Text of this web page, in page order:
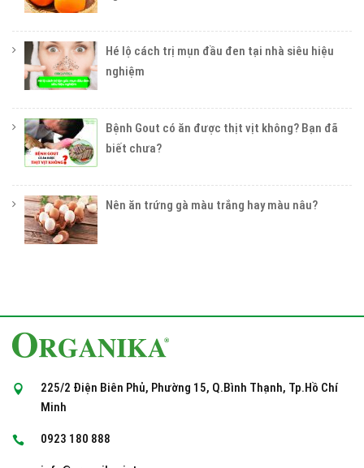
Hé lộ cách trị mụn đầu đen tại nhà siêu hiệu
nghiệm
Bệnh Gout có ăn được thịt vịt không? Bạn đã
biết chưa?
Nên ăn trứng gà màu trắng hay màu nâu?
225/2 Điện Biên Phủ, Phường 15, Q.Bình Thạnh, Tp.Hồ Chí
Minh
0923 180 888